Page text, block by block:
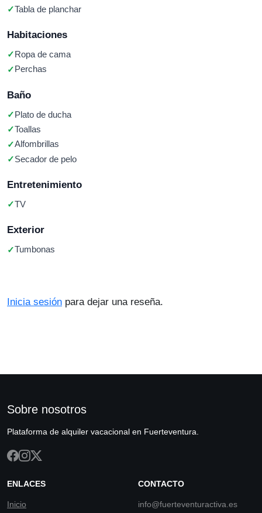
Tabla de planchar
Habitaciones
Ropa de cama
Perchas
Baño
Plato de ducha
Toallas
Alfombrillas
Secador de pelo
Entretenimiento
TV
Exterior
Tumbonas
Inicia sesión para dejar una reseña.
Sobre nosotros
Plataforma de alquiler vacacional en Fuerteventura.
ENLACES
Inicio
CONTACTO
info@fuerteventuractiva.es